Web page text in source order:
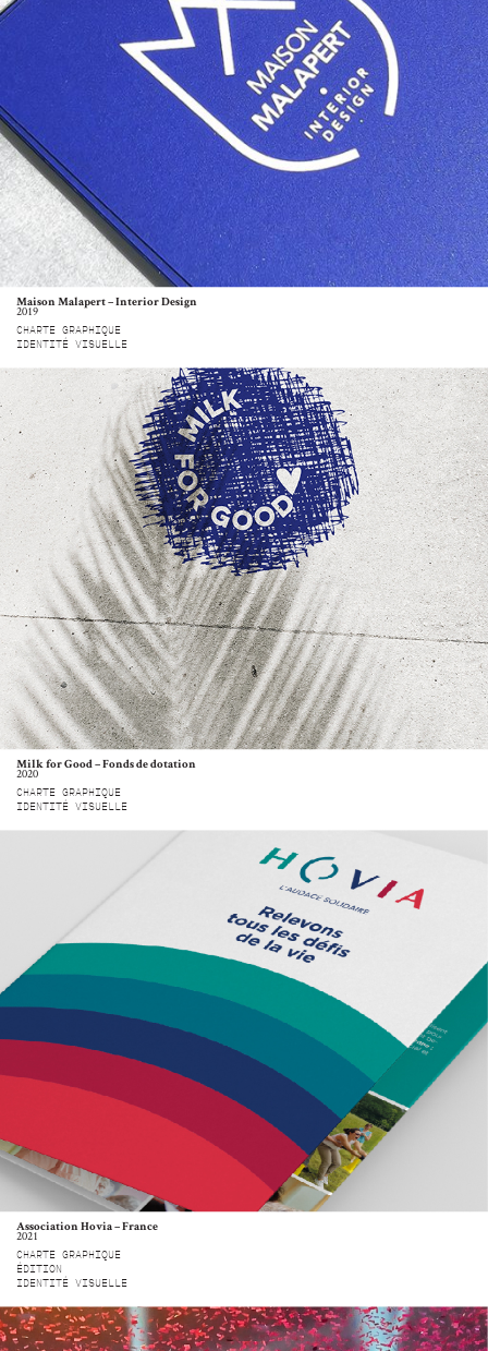
Maison Malapert – Interior Design
2019
CHARTE GRAPHIQUE
IDENTITÉ VISUELLE
Milk for Good – Fonds de dotation
2020
CHARTE GRAPHIQUE
IDENTITÉ VISUELLE
Association Hovia – France
2021
CHARTE GRAPHIQUE
ÉDITION
IDENTITÉ VISUELLE